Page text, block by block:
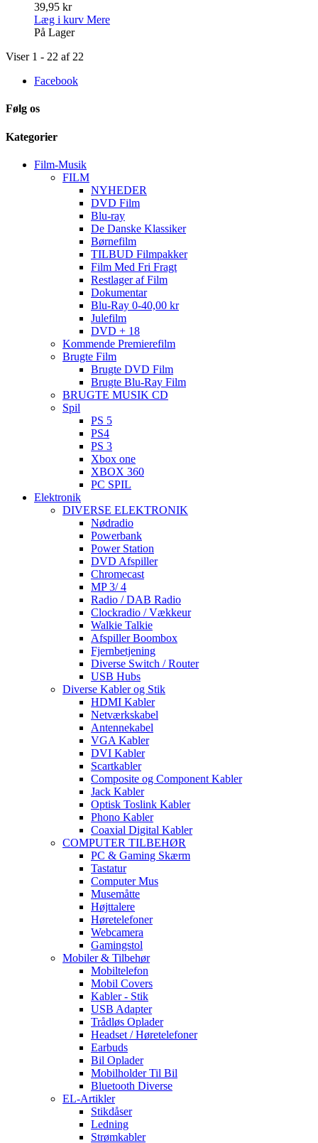
39,95 kr
Læg i kurv Mere
På Lager
Viser 1 - 22 af 22
Facebook
Følg os
Kategorier
Film-Musik
FILM
NYHEDER
DVD Film
Blu-ray
De Danske Klassiker
Børnefilm
TILBUD Filmpakker
Film Med Fri Fragt
Restlager af Film
Dokumentar
Blu-Ray 0-40,00 kr
Julefilm
DVD + 18
Kommende Premierefilm
Brugte Film
Brugte DVD Film
Brugte Blu-Ray Film
BRUGTE MUSIK CD
Spil
PS 5
PS4
PS 3
Xbox one
XBOX 360
PC SPIL
Elektronik
DIVERSE ELEKTRONIK
Nødradio
Powerbank
Power Station
DVD Afspiller
Chromecast
MP 3/ 4
Radio / DAB Radio
Clockradio / Vækkeur
Walkie Talkie
Afspiller Boombox
Fjernbetjening
Diverse Switch / Router
USB Hubs
Diverse Kabler og Stik
HDMI Kabler
Netværkskabel
Antennekabel
VGA Kabler
DVI Kabler
Scartkabler
Composite og Component Kabler
Jack Kabler
Optisk Toslink Kabler
Phono Kabler
Coaxial Digital Kabler
COMPUTER TILBEHØR
PC & Gaming Skærm
Tastatur
Computer Mus
Musemåtte
Højttalere
Høretelefoner
Webcamera
Gamingstol
Mobiler & Tilbehør
Mobiltelefon
Mobil Covers
Kabler - Stik
USB Adapter
Trådløs Oplader
Headset / Høretelefoner
Earbuds
Bil Oplader
Mobilholder Til Bil
Bluetooth Diverse
EL-Artikler
Stikdåser
Ledning
Strømkabler